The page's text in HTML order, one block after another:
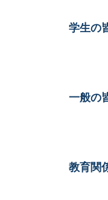
学生の
一般の
教育関